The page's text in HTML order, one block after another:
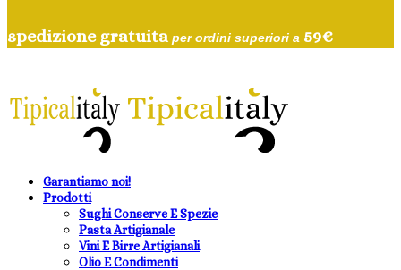
spedizione gratuita per ordini superiori a 59€
Garantiamo noi!
Prodotti
Sughi Conserve E Spezie
Pasta Artigianale
Vini E Birre Artigianali
Olio E Condimenti